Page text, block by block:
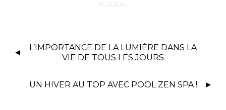
CADEAU
L’IMPORTANCE DE LA LUMIÈRE DANS LA
VIE DE TOUS LES JOURS
UN HIVER AU TOP AVEC POOL ZEN SPA !